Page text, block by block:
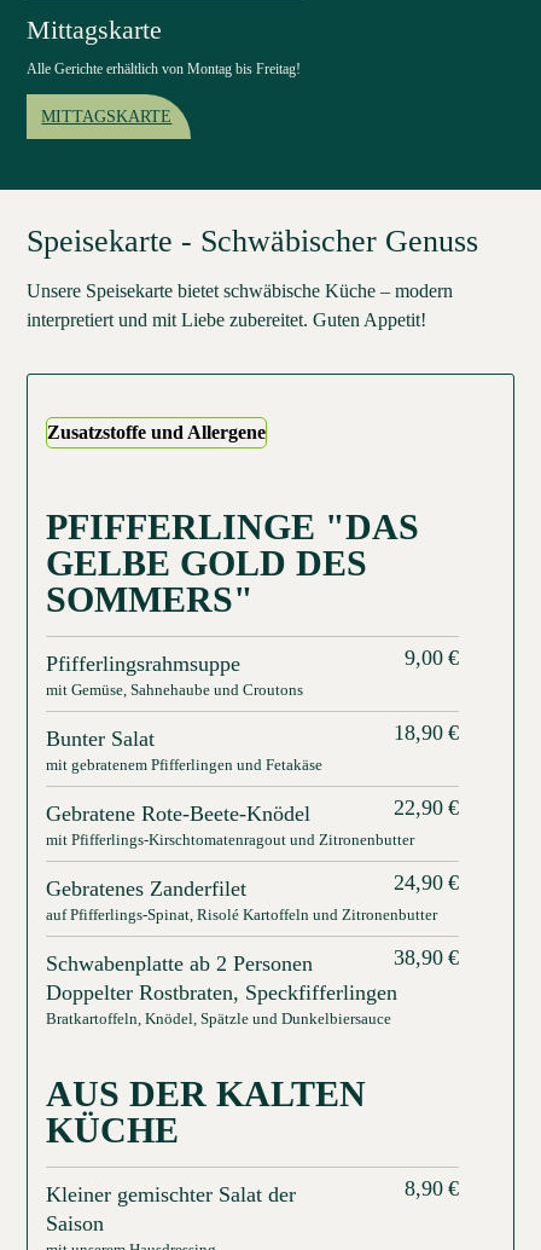
Mittagskarte
Alle Gerichte erhältlich von Montag bis Freitag!
MITTAGSKARTE
Speisekarte - Schwäbischer Genuss
Unsere Speisekarte bietet schwäbische Küche – modern
interpretiert und mit Liebe zubereitet. Guten Appetit!
Zusatzstoffe und Allergene
PFIFFERLINGE "DAS
GELBE GOLD DES
SOMMERS"
9,00 €
Pfifferlingsrahmsuppe
mit Gemüse, Sahnehaube und Croutons
18,90 €
Bunter Salat
mit gebratenem Pfifferlingen und Fetakäse
22,90 €
Gebratene Rote-Beete-Knödel
mit Pfifferlings-Kirschtomatenragout und Zitronenbutter
24,90 €
Gebratenes Zanderfilet
auf Pfifferlings-Spinat, Risolé Kartoffeln und Zitronenbutter
38,90 €
Schwabenplatte ab 2 Personen
Doppelter Rostbraten, Speckfifferlingen
Bratkartoffeln, Knödel, Spätzle und Dunkelbiersauce
AUS DER KALTEN
KÜCHE
8,90 €
Kleiner gemischter Salat der
Saison